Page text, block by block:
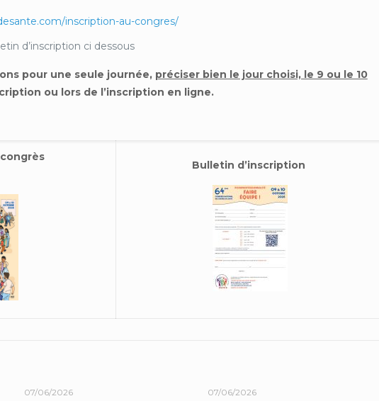
inscription-au-congres/
d’inscription ci dessous
pour une seule journée, préciser bien le jour choisi, le 9 ou le 10
ou lors de l’inscription en ligne.
Bulletin d’inscription
07/06/2026 07/06/2026